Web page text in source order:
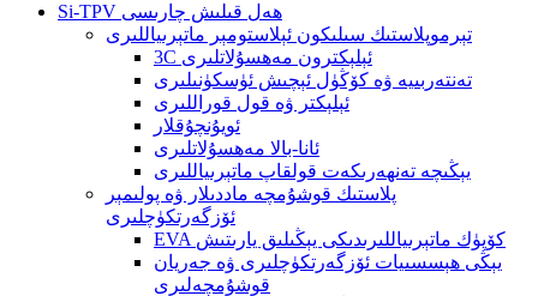
Si-TPV ھەل قىلىش چارىسى
تېرموپلاستىك سىلىكون ئېلاستومېر ماتېرىياللىرى
3C ئېلېكترون مەھسۇلاتلىرى
تەنتەربىيە ۋە كۆڭۈل ئېچىش ئۈسكۈنىلىرى
ئېلېكتر ۋە قول قوراللىرى
ئويۇنچۇقلار
ئانا-بالا مەھسۇلاتلىرى
يېڭىچە تەنھەرىكەت قولقاپ ماتېرىياللىرى
پلاستىك قوشۇمچە ماددىلار ۋە پولىمېر
ئۆزگەرتكۈچلىرى
EVA كۆپۈك ماتېرىياللىرىدىكى يېڭىلىق يارىتىش
يېڭى ھېسسىيات ئۆزگەرتكۈچلىرى ۋە جەريان
قوشۇمچەلىرى